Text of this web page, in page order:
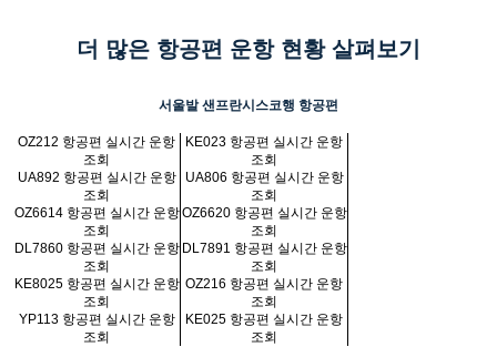
더 많은 항공편 운항 현황 살펴보기
서울발 샌프란시스코행 항공편
OZ212 항공편 실시간 운항
조회
KE023 항공편 실시간 운항
조회
UA892 항공편 실시간 운항
조회
UA806 항공편 실시간 운항
조회
OZ6614 항공편 실시간 운항
조회
OZ6620 항공편 실시간 운항
조회
DL7860 항공편 실시간 운항
조회
DL7891 항공편 실시간 운항
조회
KE8025 항공편 실시간 운항
조회
OZ216 항공편 실시간 운항
조회
YP113 항공편 실시간 운항
조회
KE025 항공편 실시간 운항
조회